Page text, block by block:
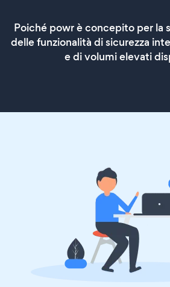
Poiché powr è concepito per la
delle funzionalità di sicurezza
e di volumi elevati